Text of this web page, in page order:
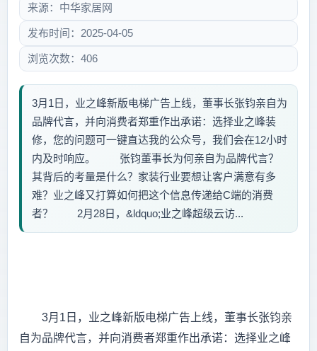
来源：中华家居网
发布时间：2025-04-05
浏览次数：406
3月1日，业之峰新版电梯广告上线，董事长张钧亲自为
品牌代言，并向消费者郑重作出承诺：选择业之峰装
修，您的问题可一键直达我的公众号，我们会在12小时
内及时响应。 张钧董事长为何亲自为品牌代言？
其背后的考量是什么？家装行业要想让客户满意有多
难？业之峰又打算如何把这个信息传递给C端的消费
者？ 2月28日，&ldquo;业之峰超级云访...
3月1日，业之峰新版电梯广告上线，董事长张钧亲
自为品牌代言，并向消费者郑重作出承诺：选择业之峰